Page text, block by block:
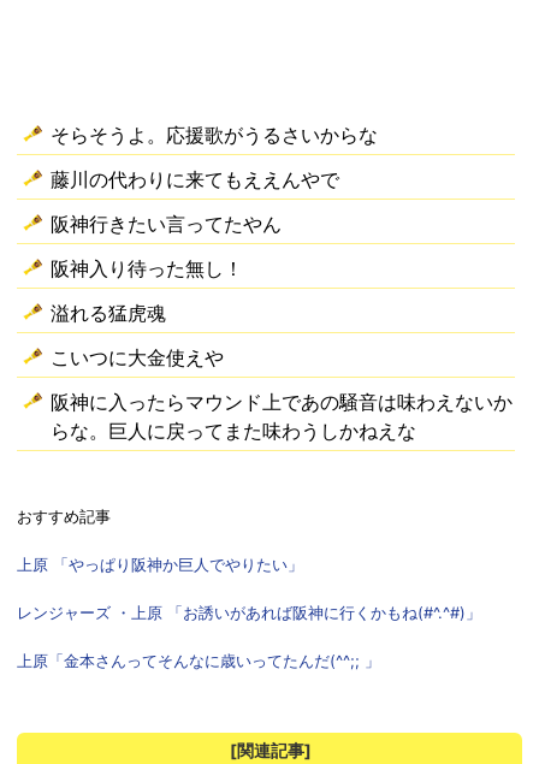
そらそうよ。応援歌がうるさいからな
藤川の代わりに来てもええんやで
阪神行きたい言ってたやん
阪神入り待った無し！
溢れる猛虎魂
こいつに大金使えや
阪神に入ったらマウンド上であの騒音は味わえないか
らな。巨人に戻ってまた味わうしかねえな
おすすめ記事
上原 「やっぱり阪神か巨人でやりたい」
レンジャーズ ・上原 「お誘いがあれば阪神に行くかもね(#^.^#)」
上原「金本さんってそんなに歳いってたんだ(^^;; 」
[関連記事]